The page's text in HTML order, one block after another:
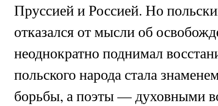
Пруссией и Россией. Но
отказался от мысли об
неоднократно поднимал
польского народа стала
борьбы, а поэты — духовными